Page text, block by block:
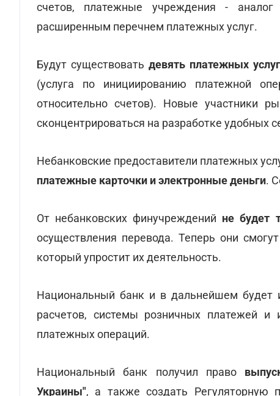
счетов, платежные учреждения -
расширенным перечнем платежных услуг.
Будут существовать девять платежных услуг
(услуга по инициированию платежной
относительно счетов). Новые участники
сконцентрироваться на разработке удобных
Небанковские предоставители платежных
платежные карточки и электронные деньги.
От небанковских финучреждений не будет
осуществления перевода. Теперь они
который упростит их деятельность.
Национальный банк и в дальнейшем будет
расчетов, системы розничных платежей
платежных операций.
Национальный банк получил право
Украины", а также создать Регуляторную